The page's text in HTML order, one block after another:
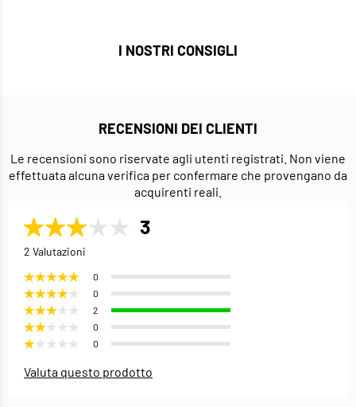
I NOSTRI CONSIGLI
RECENSIONI DEI CLIENTI
Le recensioni sono riservate agli utenti registrati. Non viene
effettuata alcuna verifica per confermare che provengano da
acquirenti reali.
3
2 Valutazioni
0
0
2
0
0
Valuta questo prodotto